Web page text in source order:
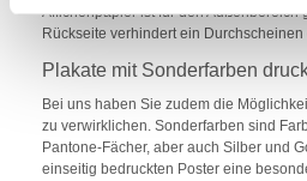
Affichenpapier ist für den Außenbereich
Rückseite verhindert ein Durchscheinen
Plakate mit Sonderfarben
Bei uns haben Sie zudem die
zu verwirklichen. Sonderfarben sind
Pantone-Fächer, aber auch Silber und
einseitig bedruckten Poster eine